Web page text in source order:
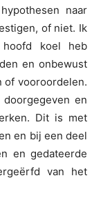
naar
of niet. Ik
koel heb
en onbewust
of vooroordelen.
en
Dit is met
en bij een deel
en gedateerde
van het